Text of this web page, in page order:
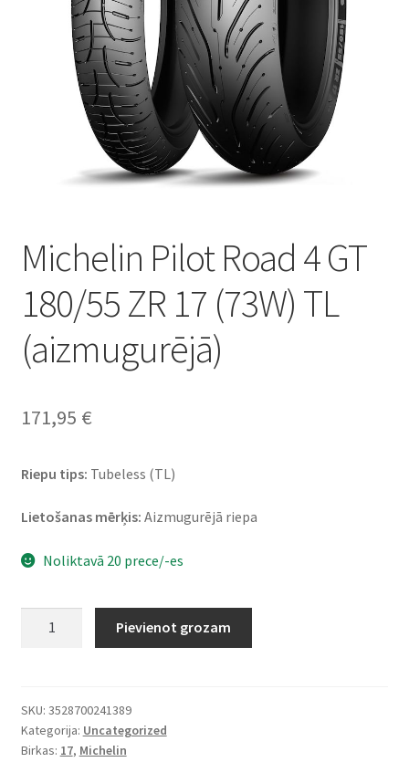
Kontakti
Michelin Pilot Road 4 GT
180/55 ZR 17 (73W) TL
(aizmugurējā)
171,95 €
Riepu tips: Tubeless (TL)
Lietošanas mērķis: Aizmugurējā riepa
Noliktavā 20 prece/-es
GT
180/55
ZR
Pievienot grozam
SKU: 3528700241389
Kategorija: Uncategorized
Birkas: 17, Michelin